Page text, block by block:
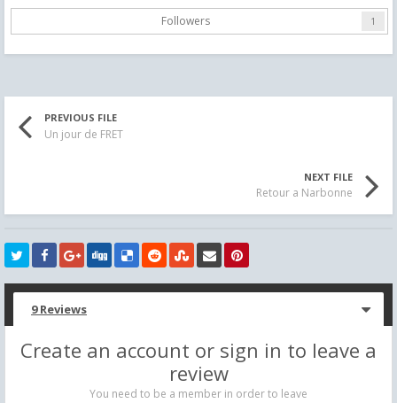
Followers 1
PREVIOUS FILE
Un jour de FRET
NEXT FILE
Retour a Narbonne
9 Reviews
Create an account or sign in to leave a
review
You need to be a member in order to leave